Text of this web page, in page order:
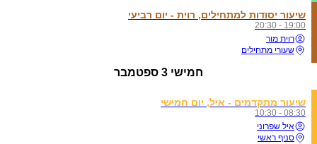
שיעור יסודות למתחילים, רוית - יום רביעי
19:00 - 20:30
רוית מור
שעורי מתחילים
חמישי 3 ספטמבר
שיעור מתקדמים - איל, יום חמישי
08:30 - 10:30
איל שפרוני
סניף ראשי